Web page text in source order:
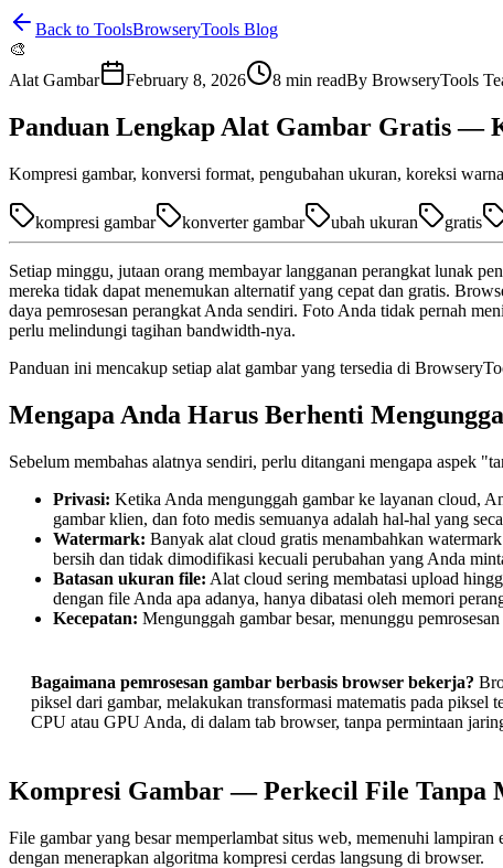
Back to ToolsBrowseryTools Blog
🎨
Alat Gambar
February 8, 2026 8 min readBy BrowseryTools
Panduan Lengkap Alat Gambar Gratis —
Kompresi gambar, konversi format, pengubahan ukuran, koreksi
kompresi gambar konverter gambar ubah ukuran gratis
Setiap minggu, jutaan orang membayar langganan perangkat lunak
mereka tidak dapat menemukan alternatif yang cepat dan gratis.
daya pemrosesan perangkat Anda sendiri. Foto Anda tidak pernah
perlu melindungi tagihan bandwidth-nya.
Panduan ini mencakup setiap alat gambar yang tersedia di
Mengapa Anda Harus Berhenti
Sebelum membahas alatnya sendiri, perlu ditangani mengapa aspek
Privasi: Ketika Anda mengunggah gambar ke layanan cloud,
gambar klien, dan foto medis semuanya adalah hal-hal yang
Watermark: Banyak alat cloud gratis menambahkan
bersih dan tidak dimodifikasi kecuali perubahan yang Anda
Batasan ukuran file: Alat cloud sering membatasi upload
dengan file Anda apa adanya, hanya dibatasi oleh memori
Kecepatan: Mengunggah gambar besar, menunggu
Bagaimana pemrosesan gambar berbasis browser bekerja?
piksel dari gambar, melakukan transformasi matematis pada
CPU atau GPU Anda, di dalam tab browser, tanpa permintaan
Kompresi Gambar — Perkecil File Tanpa
File gambar yang besar memperlambat situs web, memenuhi
dengan menerapkan algoritma kompresi cerdas langsung di browser.